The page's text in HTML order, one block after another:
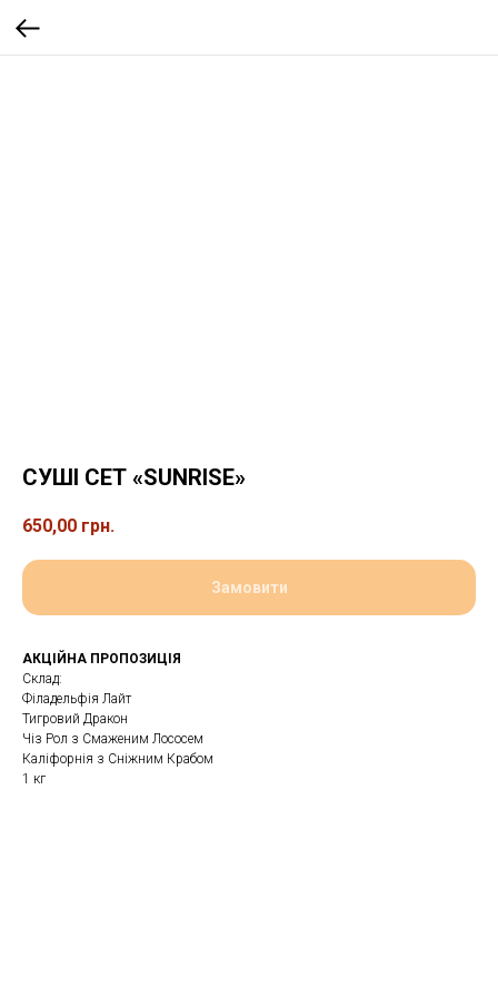
СУШІ СЕТ «SUNRISE»
650,00 грн.
Замовити
АКЦІЙНА ПРОПОЗИЦІЯ
Склад:
Філадельфія Лайт
Тигровий Дракон
Чіз Рол з Смаженим Лососем
Каліфорнія з Сніжним Крабом
1 кг